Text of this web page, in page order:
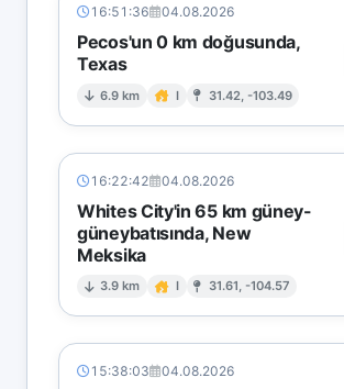
16:51:36 04.08.2026
Pecos'un 0 km doğusunda,
Texas
6.9 km I 31.42, -103.49
16:22:42 04.08.2026
Whites City'in 65 km güney-
güneybatısında, New
Meksika
3.9 km I 31.61, -104.57
15:38:03 04.08.2026